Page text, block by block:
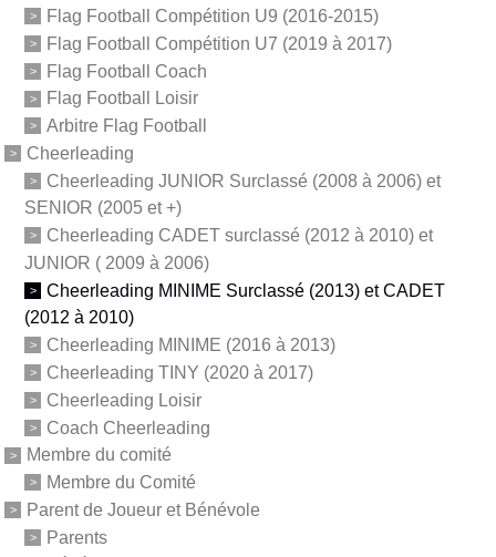
Flag Football Compétition U9 (2016-2015)
Flag Football Compétition U7 (2019 à 2017)
Flag Football Coach
Flag Football Loisir
Arbitre Flag Football
Cheerleading
Cheerleading JUNIOR Surclassé (2008 à 2006) et
SENIOR (2005 et +)
Cheerleading CADET surclassé (2012 à 2010) et
JUNIOR ( 2009 à 2006)
Cheerleading MINIME Surclassé (2013) et CADET
(2012 à 2010)
Cheerleading MINIME (2016 à 2013)
Cheerleading TINY (2020 à 2017)
Cheerleading Loisir
Coach Cheerleading
Membre du comité
Membre du Comité
Parent de Joueur et Bénévole
Parents